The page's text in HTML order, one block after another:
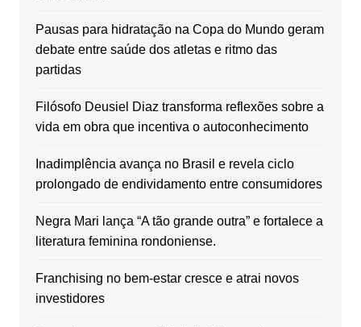
Pausas para hidratação na Copa do Mundo geram
debate entre saúde dos atletas e ritmo das
partidas
Filósofo Deusiel Diaz transforma reflexões sobre a
vida em obra que incentiva o autoconhecimento
Inadimplência avança no Brasil e revela ciclo
prolongado de endividamento entre consumidores
Negra Mari lança “A tão grande outra” e fortalece a
literatura feminina rondoniense.
Franchising no bem-estar cresce e atrai novos
investidores